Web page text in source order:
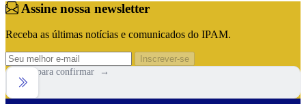
Assine nossa newsletter
Receba as últimas notícias e comunicados do IPAM.
Inscrever-se
Arraste para confirmar →